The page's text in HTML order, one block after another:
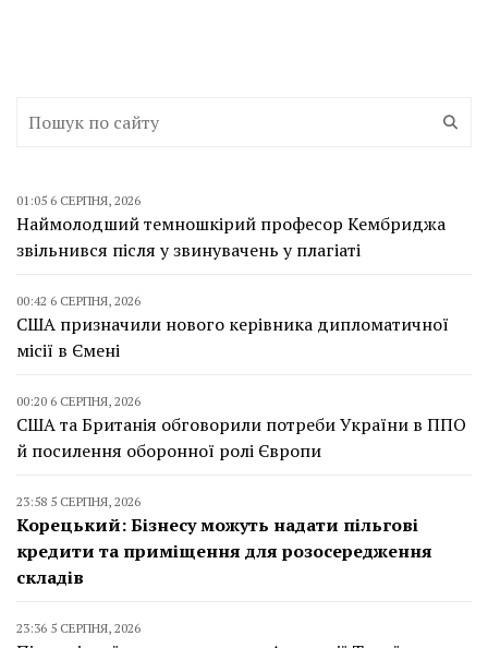
01:05 6 СЕРПНЯ, 2026
Наймолодший темношкірий професор Кембриджа
звільнився після у звинувачень у плагіаті
00:42 6 СЕРПНЯ, 2026
США призначили нового керівника дипломатичної
місії в Ємені
00:20 6 СЕРПНЯ, 2026
США та Британія обговорили потреби України в ППО
й посилення оборонної ролі Європи
23:58 5 СЕРПНЯ, 2026
Корецький: Бізнесу можуть надати пільгові
кредити та приміщення для розосередження
складів
23:36 5 СЕРПНЯ, 2026